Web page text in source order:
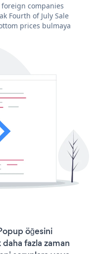
companies
Fourth of July Sale
prices bulmaya
öğesini
fazla zaman